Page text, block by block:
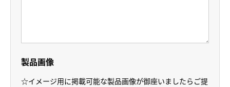
製品画像
☆イメージ用に掲載可能な製品画像が御座いましたらご提